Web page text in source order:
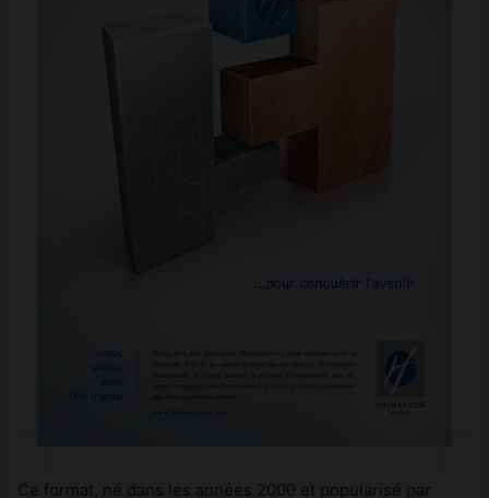
Ce format, né dans les années 2000 et popularisé par